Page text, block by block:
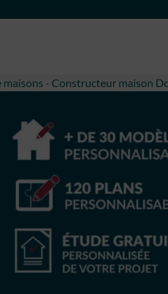
- Constructeur maison